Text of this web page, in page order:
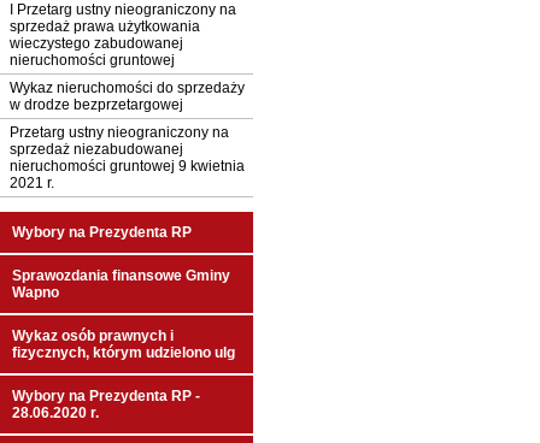
I Przetarg ustny nieograniczony na
sprzedaż prawa użytkowania
wieczystego zabudowanej
nieruchomości gruntowej
Wykaz nieruchomości do sprzedaży
w drodze bezprzetargowej
Przetarg ustny nieograniczony na
sprzedaż niezabudowanej
nieruchomości gruntowej 9 kwietnia
2021 r.
Wybory na Prezydenta RP
Sprawozdania finansowe Gminy
Wapno
Wykaz osób prawnych i
fizycznych, którym udzielono ulg
Wybory na Prezydenta RP -
28.06.2020 r.